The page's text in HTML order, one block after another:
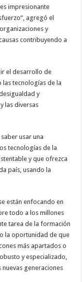
impresionante
agregó el
y
contribuyendo a
el desarrollo de
las tecnologías de la
y
las diversas
usar una
tecnologías de la
y que ofrezca
país, usando la
están enfocando en
todo a los millones
tarea de la formación
la oportunidad de que
más apartados o
y especializado,
generaciones